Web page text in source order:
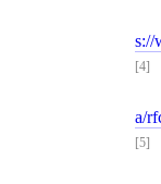
s://
[4]
a/
[5]